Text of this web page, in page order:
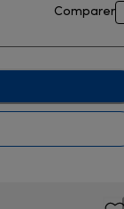
Comparer